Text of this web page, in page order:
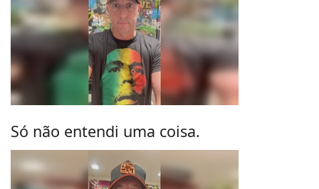
Só não entendi uma coisa.